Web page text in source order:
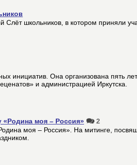
Слёт школьников, в котором приняли
инициатив. Она организована пять
и администрацией Иркутска.
моя – Россия»
2
моя – Россия». На митинге,